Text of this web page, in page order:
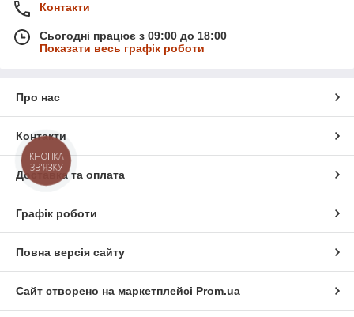
Контакти
Сьогодні працює з 09:00 до 18:00
Показати весь графік роботи
Про нас
Контакти
Доставка та оплата
Графік роботи
Повна версія сайту
Сайт створено на маркетплейсі Prom.ua
КНОПКА
ЗВ'ЯЗКУ